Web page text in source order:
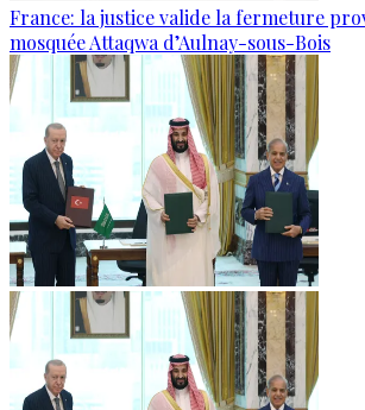
France: la justice valide la fermeture
mosquée Attaqwa d’Aulnay-sous-Bois